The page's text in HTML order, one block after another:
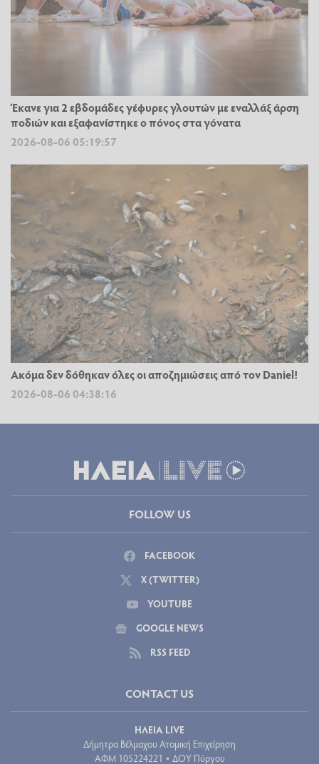
Έκανε για 2 εβδομάδες γέφυρες γλουτών με εναλλάξ άρση
ποδιών και εξαφανίστηκε ο πόνος στα γόνατα
2026-08-06 05:19:57
Ακόμα δεν δόθηκαν όλες οι αποζημιώσεις από τον Daniel!
2026-08-06 04:38:16
FOLLOW US
FACEBOOK
X (TWITTER)
YOUTUBE
GOOGLE NEWS
RSS FEED
CONTACT US
ΗΛΕΙΑ LIVE
Δήμητρα Βέλμαχου Ατομική Επιχείρηση
ΑΦΜ 105224221 • ΔΟΥ Πύργου